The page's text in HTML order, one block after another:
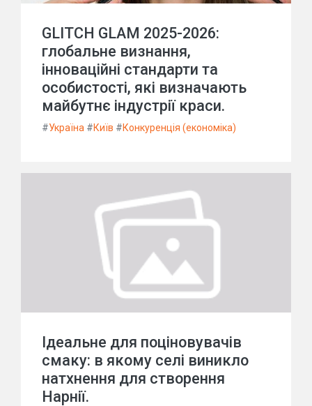
GLITCH GLAM 2025-2026:
глобальне визнання,
інноваційні стандарти та
особистості, які визначають
майбутнє індустрії краси.
#Україна #Київ #Конкуренція (економіка)
Ідеальне для поціновувачів
смаку: в якому селі виникло
натхнення для створення
Нарнії.